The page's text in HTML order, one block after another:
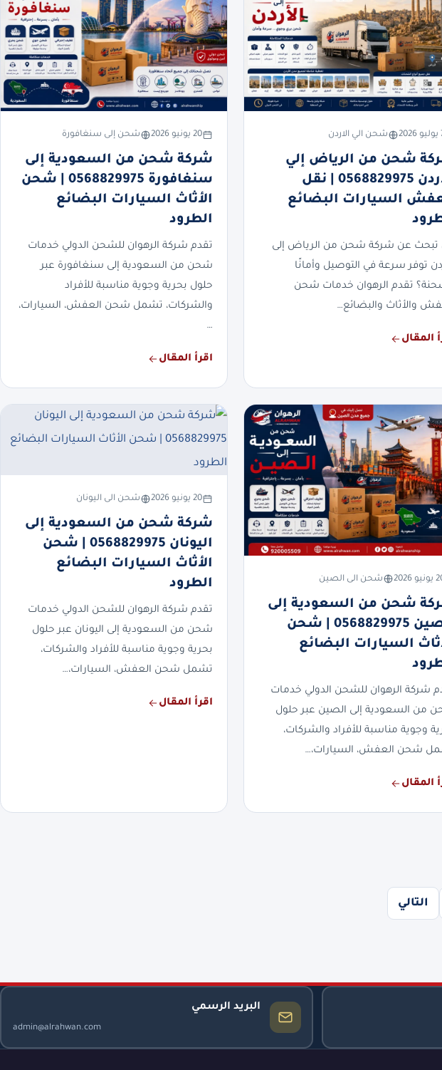
شحن الي الاردن
شحن من الرياض إلي
الأردن 0568829975 | نقل
السيارات البضائع
تبحث عن شركة شحن من الرياض إلى
توفر سرعة في التوصيل وأمانًا
تقدم الرهوان خدمات شحن
والأثاث والبضائع…
المقال
20 يونيو 2026 شحن إلى سنغافورة
شركة شحن من السعودية إلى
سنغافورة 0568829975 | شحن
الأثاث السيارات البضائع
الطرود
تقدم شركة الرهوان للشحن الدولي خدمات
شحن من السعودية إلى سنغافورة عبر
حلول بحرية وجوية مناسبة للأفراد
والشركات، تشمل شحن العفش، السيارات،
…
اقرأ المقال
2026 شحن الى الصين
شحن من السعودية إلى
الصين 0568829975 | شحن
السيارات البضائع
شركة الرهوان للشحن الدولي خدمات
من السعودية إلى الصين عبر حلول
وجوية مناسبة للأفراد والشركات،
شحن العفش، السيارات،…
المقال
20 يونيو 2026 شحن الى اليونان
شركة شحن من السعودية إلى
اليونان 0568829975 | شحن
الأثاث السيارات البضائع
الطرود
تقدم شركة الرهوان للشحن الدولي خدمات
شحن من السعودية إلى اليونان عبر حلول
بحرية وجوية مناسبة للأفراد والشركات،
تشمل شحن العفش، السيارات،…
اقرأ المقال
التالي
البريد الرسمي
admin@alrahwan.com